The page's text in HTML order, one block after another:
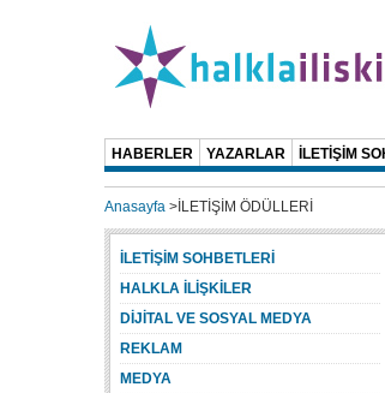
HABERLER YAZARLAR İLETİŞİM
Anasayfa > İLETİŞİM ÖDÜLLERİ
İLETİŞİM SOHBETLERİ
HALKLA İLİŞKİLER
DİJİTAL VE SOSYAL MEDYA
REKLAM
MEDYA